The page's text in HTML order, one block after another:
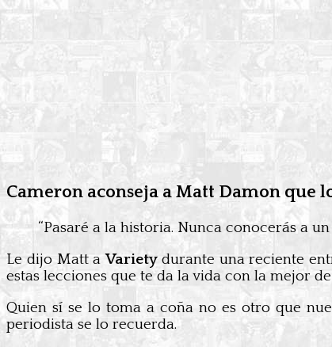
Cameron aconseja a Matt Damon que
“Pasaré a la historia. Nunca conocerás a
Le dijo Matt aVariety durante una reciente
estas lecciones que te da la vida con la mejor
Quien sí se lo toma a coña no es otro que
periodista se lo recuerda.